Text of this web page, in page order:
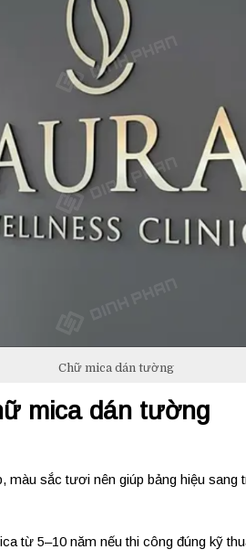
Chữ mica dán tường
mica dán tường
màusắctươinêngiúp bảng hiệusang
từ5–10năm nếuthicôngđúng kỹ